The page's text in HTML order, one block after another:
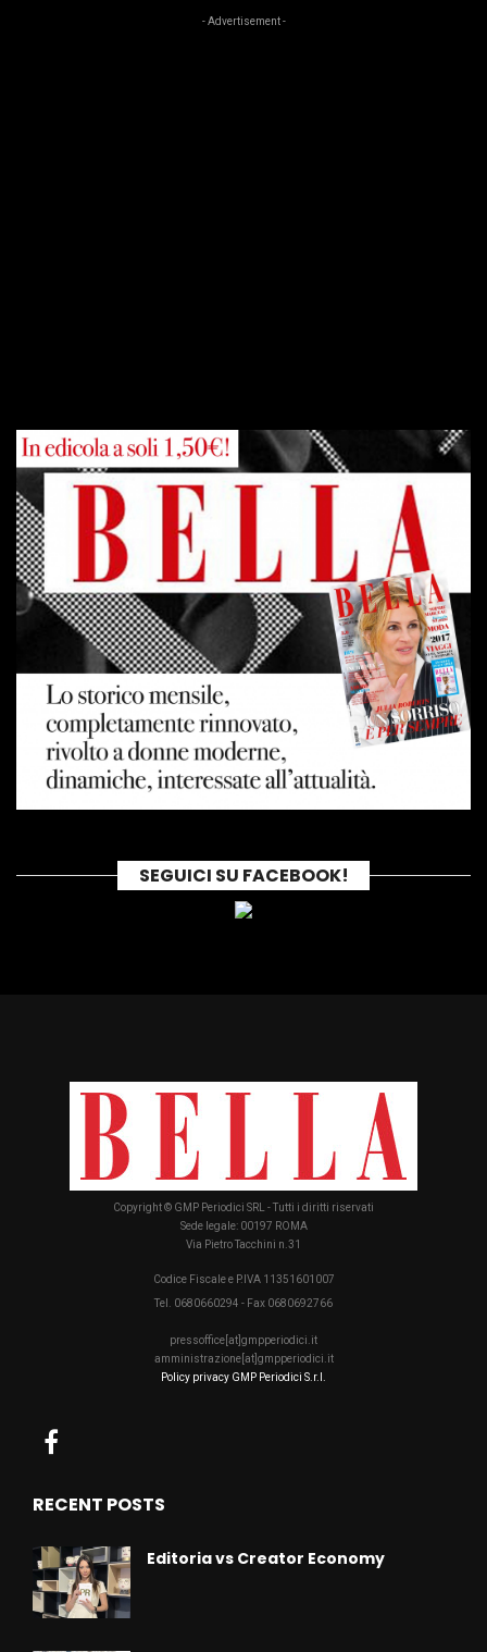
- Advertisement -
SEGUICI SU FACEBOOK!
Copyright © GMP Periodici SRL - Tutti i diritti riservati
Sede legale: 00197 ROMA
Via Pietro Tacchini n.31
Codice Fiscale e P.IVA 11351601007
Tel. 0680660294 - Fax 0680692766
pressoffice[at]gmpperiodici.it
amministrazione[at]gmpperiodici.it
Policy privacy GMP Periodici S.r.l.
RECENT POSTS
Editoria vs Creator Economy